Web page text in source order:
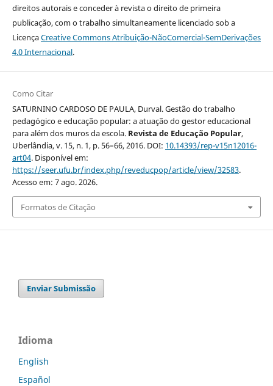
direitos autorais e conceder à revista o direito de primeira
publicação, com o trabalho simultaneamente licenciado sob a
LicençaCreative Commons Atribuição-NãoComercial-SemDerivações
4.0 Internacional.
Como Citar
SATURNINO CARDOSO DE PAULA, Durval. Gestão do trabalho
pedagógico e educação popular: a atuação do gestor educacional
para além dos muros da escola. Revista de Educação Popular,
Uberlândia, v. 15, n. 1, p. 56–66, 2016. DOI: 10.14393/rep-v15n12016-
art04. Disponível em:
https://seer.ufu.br/index.php/reveducpop/article/view/32583.
Acesso em: 7 ago. 2026.
Formatos de Citação
Enviar Submissão
Idioma
English
Español